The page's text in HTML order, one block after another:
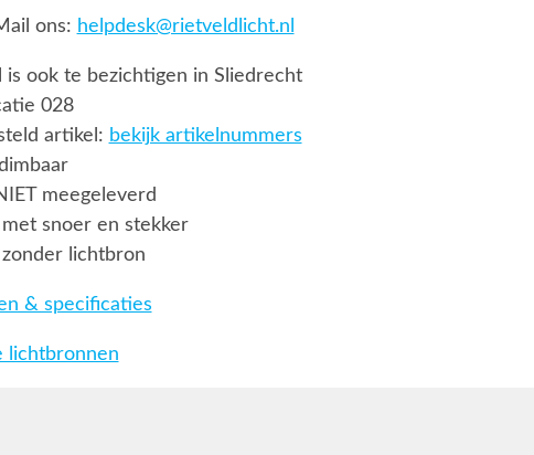
ons: helpdesk@rietveldlicht.nl
is ook te bezichtigen in Sliedrecht
028
artikel: bekijk artikelnummers
meegeleverd
snoer en stekker
lichtbron
& specificaties
lichtbronnen